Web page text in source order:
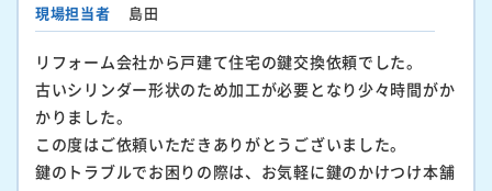
現場担当者
島田
リフォーム会社から戸建て住宅の鍵交換依頼でした。
古いシリンダー形状のため加工が必要となり少々時間がか
かりました。
この度はご依頼いただきありがとうございました。
鍵のトラブルでお困りの際は、お気軽に鍵のかけつけ本舗